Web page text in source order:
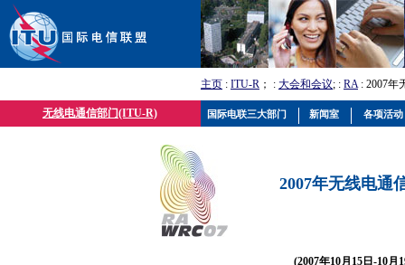
主页 : ITU-R ； : 大会和会议; : RA: 2007年
无线电通信部门(ITU-R)
2007年无线电通
(2007年10月15日-10月
国际电联三大部门 新闻室 各项活动